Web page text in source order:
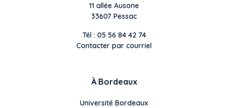
11 allée Ausone
33607 Pessac
Tél : 05 56 84 42 74
Contacter par courriel
À Bordeaux
Université Bordeaux